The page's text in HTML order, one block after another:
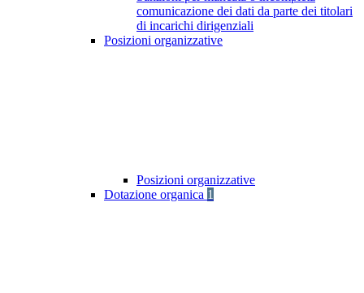
comunicazione dei dati da parte dei titolari
di incarichi dirigenziali
Posizioni organizzative
Posizioni organizzative
Dotazione organica 1